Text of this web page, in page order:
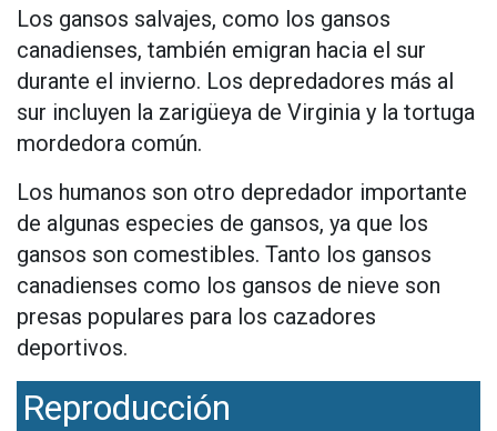
Los gansos salvajes, como los gansos
canadienses, también emigran hacia el sur
durante el invierno. Los depredadores más al
sur incluyen la zarigüeya de Virginia y la tortuga
mordedora común.
Los humanos son otro depredador importante
de algunas especies de gansos, ya que los
gansos son comestibles. Tanto los gansos
canadienses como los gansos de nieve son
presas populares para los cazadores
deportivos.
Reproducción